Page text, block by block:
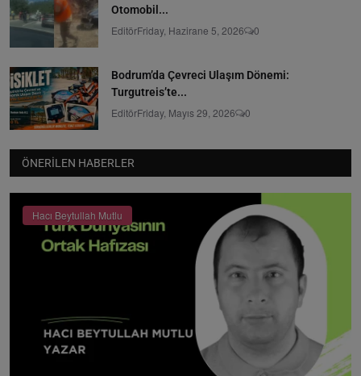
Otomobil...
EditörFriday, Hazirane 5, 2026 0
Bodrum’da Çevreci Ulaşım Dönemi:
Turgutreis’te...
EditörFriday, Mayıs 29, 2026 0
ÖNERILEN HABERLER
Hacı Beytullah Mutlu